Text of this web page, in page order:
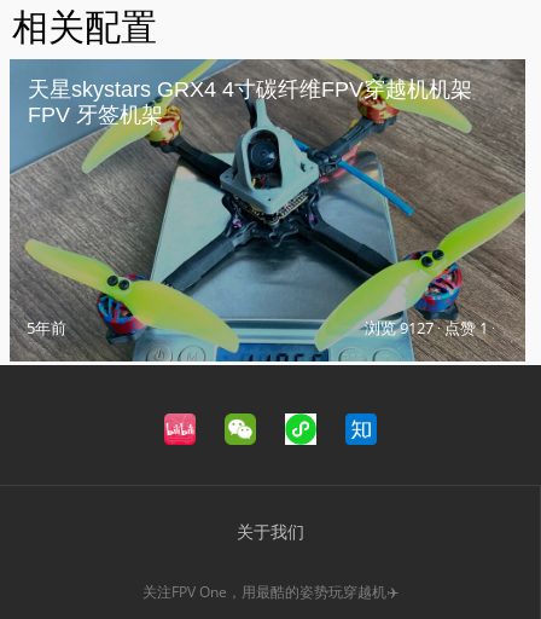
相关配置
天星skystars GRX4 4寸碳纤维FPV穿越机机架
FPV 牙签机架
5年前 浏览 9127·点赞 1·
关于我们
关注FPV One，用最酷的姿势玩穿越机✈️